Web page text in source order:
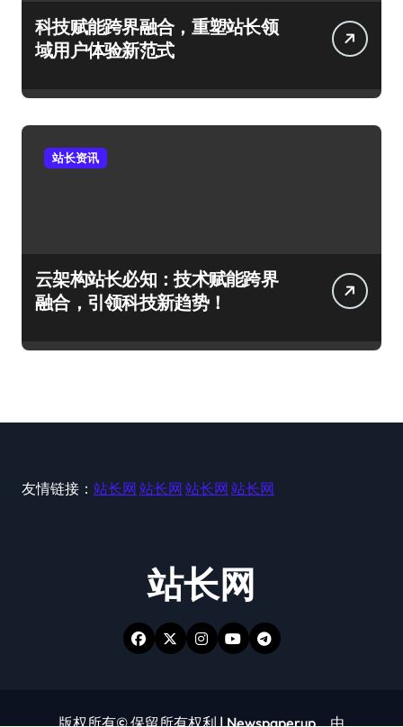
科技赋能跨界融合，重塑站长领
域用户体验新范式
站长资讯
云架构站长必知：技术赋能跨界
融合，引领科技新趋势！
友情链接： 站长网 站长网 站长网 站长网
站长网
版权所有© 保留所有权利|Newspaperup，由